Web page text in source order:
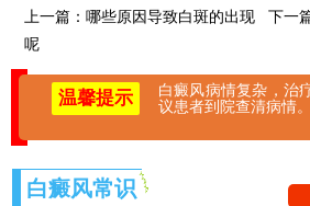
上一篇：哪些原因导致白斑的出现 下一
呢
温馨提示
白癜风病情复杂，治
议患者到院查清病情。
白癜风常识